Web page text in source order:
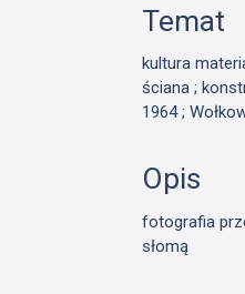
Temat
kultura
ściana ;
1964 ;
Opis
fotografia
słomą